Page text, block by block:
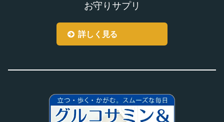
お守りサプリ
詳しく見る